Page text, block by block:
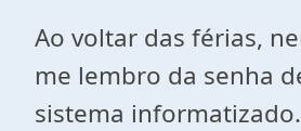
Ao voltar das férias,
me lembro da senha
sistema